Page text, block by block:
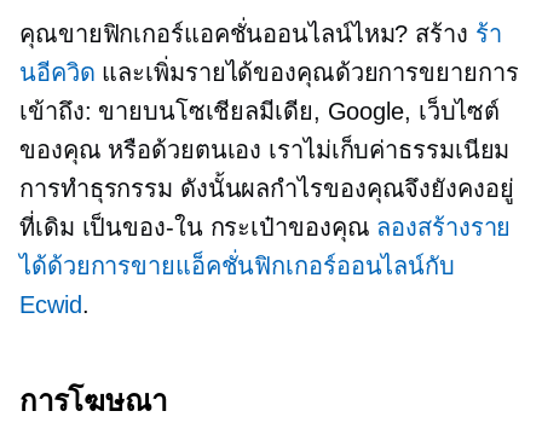
คุณขายฟิกเกอร์แอคชั่นออนไลน์ไหม? สร้าง ร้า
นอีควิด และเพิ่มรายได้ของคุณด้วยการขยายการ
เข้าถึง: ขายบนโซเชียลมีเดีย, Google, เว็บไซต์
ของคุณ หรือด้วยตนเอง เราไม่เก็บค่าธรรมเนียม
การทำธุรกรรม ดังนั้นผลกำไรของคุณจึงยังคงอยู่
ที่เดิม เป็นของ-ในกระเป๋าของคุณ ลองสร้างราย
ได้ด้วยการขายแอ็คชั่นฟิกเกอร์ออนไลน์กับ
Ecwid.
การโฆษณา